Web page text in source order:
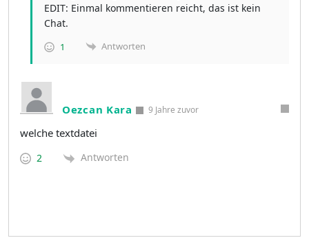
EDIT: Einmal kommentieren reicht, das ist kein
Chat.
1 Antworten
Oezcan Kara 9 Jahre zuvor
welche textdatei
2 Antworten